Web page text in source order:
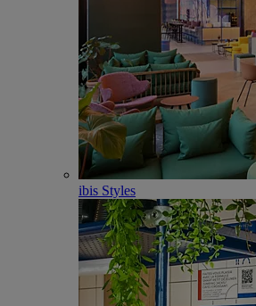
ibis Styles